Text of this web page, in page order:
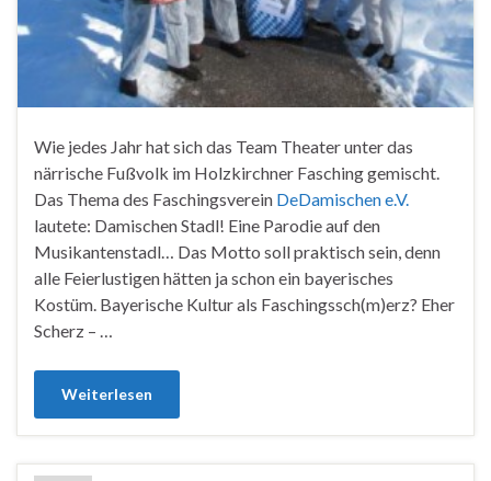
Wie jedes Jahr hat sich das Team Theater unter das
närrische Fußvolk im Holzkirchner Fasching gemischt.
Das Thema des Faschingsverein DeDamischen e.V.
lautete: Damischen Stadl! Eine Parodie auf den
Musikantenstadl… Das Motto soll praktisch sein, denn
alle Feierlustigen hätten ja schon ein bayerisches
Kostüm. Bayerische Kultur als Faschingssch(m)erz? Eher
Scherz – …
Weiterlesen